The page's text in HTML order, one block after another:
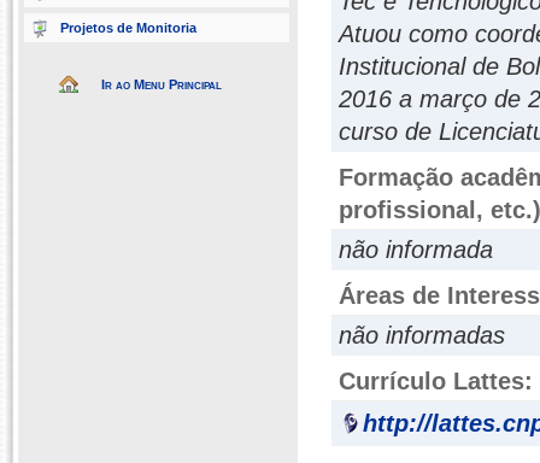
Projetos de Monitoria
Ir ao Menu Principal
Atuou como
Institucional de
2016 a março de
curso de
Formação
profissional, etc.)
não informada
Áreas de
não informadas
Currículo Lattes:
http://